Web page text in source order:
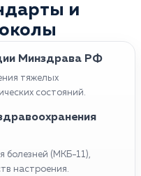
и
Минздрава РФ
тяжелых
состояний.
болезней (МКБ-11),
настроения.